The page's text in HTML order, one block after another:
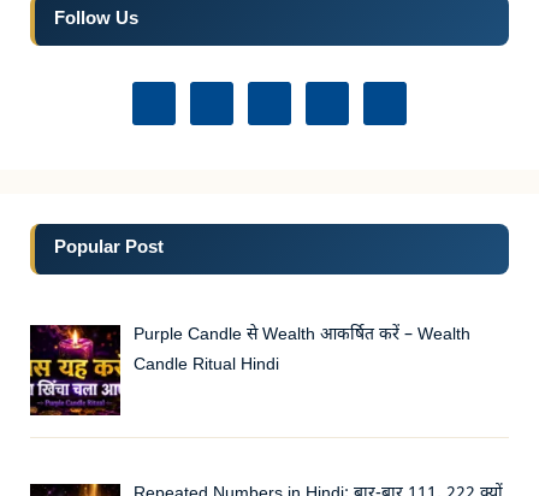
Follow Us
Popular Post
Purple Candle से Wealth आकर्षित करें – Wealth
Candle Ritual Hindi